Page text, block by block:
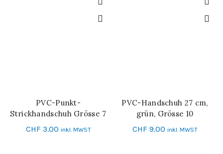
IN DEN WARENKORB
PVC-Punkt-
Strickhandschuh Grösse 7
CHF 3.00 inkl. MWST
IN DEN WARENKORB
PVC-Handschuh 27 cm,
grün, Grösse 10
CHF 9.00 inkl. MWST